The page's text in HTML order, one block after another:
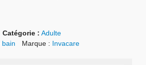
Catégorie : Adulte
bain Marque : Invacare